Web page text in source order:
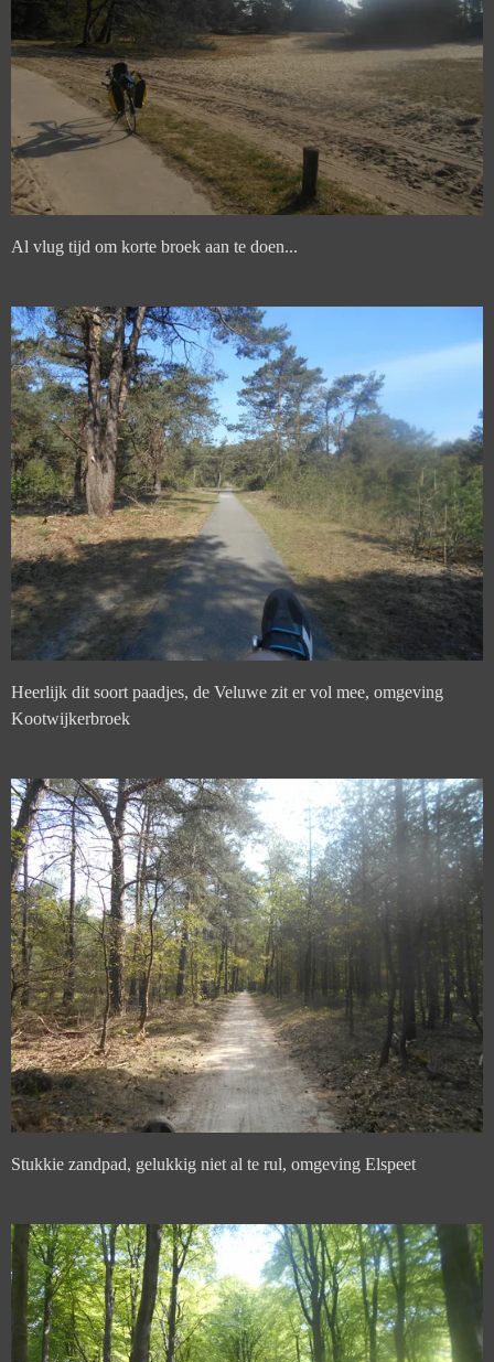
Al vlug tijd om korte broek aan te doen...
Heerlijk dit soort paadjes, de Veluwe zit er vol mee, omgeving
Kootwijkerbroek
Stukkie zandpad, gelukkig niet al te rul, omgeving Elspeet